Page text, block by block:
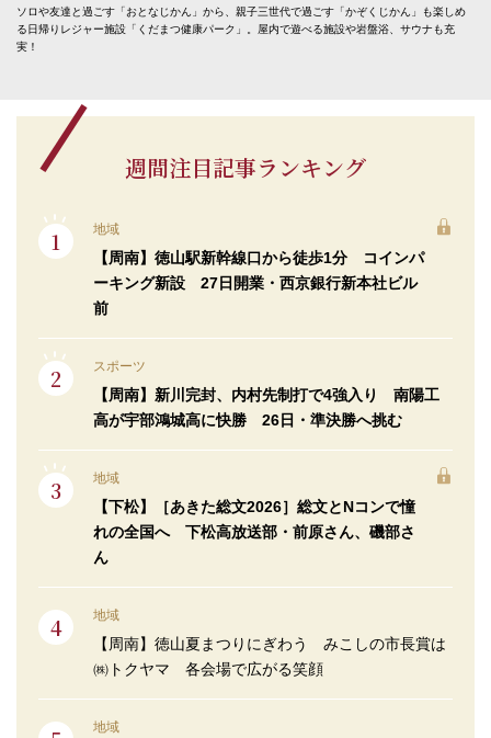
ソロや友達と過ごす「おとなじかん」から、親子三世代で過ごす「かぞくじかん」も楽しめ
る日帰りレジャー施設「くだまつ健康パーク」。屋内で遊べる施設や岩盤浴、サウナも充
実！
週間注目記事ランキング
地域
【周南】徳山駅新幹線口から徒歩1分 コインパ
ーキング新設 27日開業・西京銀行新本社ビル
前
スポーツ
【周南】新川完封、内村先制打で4強入り 南陽工
高が宇部鴻城高に快勝 26日・準決勝へ挑む
地域
【下松】［あきた総文2026］総文とNコンで憧
れの全国へ 下松高放送部・前原さん、磯部さ
ん
地域
【周南】徳山夏まつりにぎわう みこしの市長賞は
㈱トクヤマ 各会場で広がる笑顔
地域